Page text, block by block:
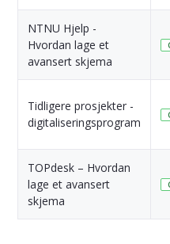
NTNU Hjelp -
Hvordan lage et
avansert skjema
Tidligere prosjekter -
digitaliseringsprogram
TOPdesk – Hvordan
lage et avansert
skjema